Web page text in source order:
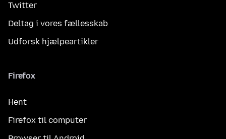
Twitter
Deltag i vores fællesskab
Udforsk hjælpeartikler
Firefox
Hent
Firefox til computer